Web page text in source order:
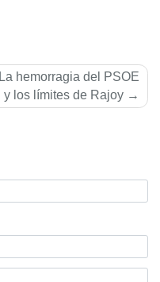
La hemorragia del PSOE
y los lí­mites de Rajoy